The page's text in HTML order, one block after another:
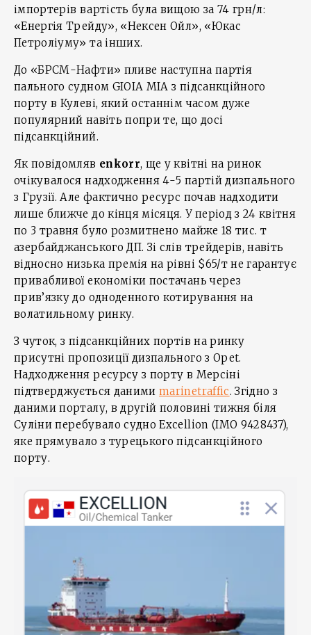
імпортерів вартість була вищою за 74 грн/л:
«Енергія Трейду», «Нексен Ойл», «Юкас
Петроліуму» та інших.
До «БРСМ-Нафти» пливе наступна партія
пального судном GIOIA MIA з підсанкційного
порту в Кулеві, який останнім часом дуже
популярний навіть попри те, що досі
підсанкційний.
Як повідомляв enkorr, ще у квітні на ринок
очікувалося надходження 4-5 партій дизпального
з Грузії. Але фактично ресурс почав надходити
лише ближче до кінця місяця. У період з 24 квітня
по 3 травня було розмитнено майже 18 тис. т
азербайджанського ДП. Зі слів трейдерів, навіть
відносно низька премія на рівні $65/т не гарантує
привабливої економіки постачань через
прив’язку до одноденного котирування на
волатильному ринку.
З чуток, з підсанкційних портів на ринку
присутні пропозиції дизпального з Opet.
Надходження ресурсу з порту в Мерсіні
підтверджується данимиmarinetraffic. Згідно з
даними порталу, в другій половині тижня біля
Суліни перебувало судно Excellion (IMO 9428437),
яке прямувало з турецького підсанкційного
порту.